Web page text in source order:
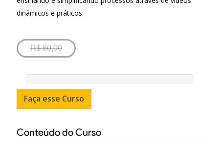
dinâmicos e práticos.
R$ 80,00
Conteúdo do Curso